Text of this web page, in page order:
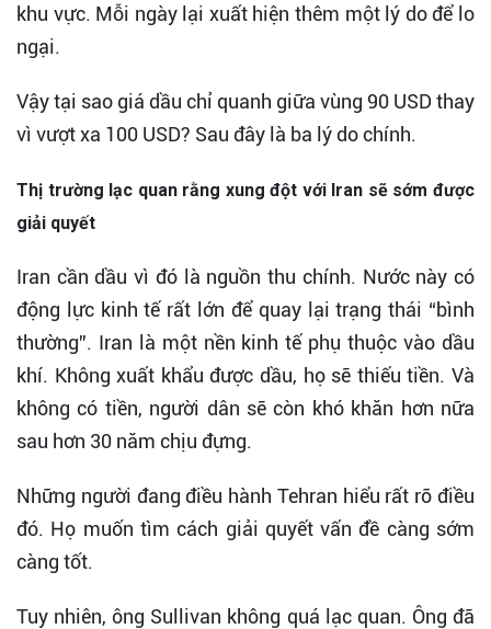
khu vực. Mỗi ngày lại xuất hiện thêm một lý do để lo
ngại.
Vậy tại sao giá dầu chỉ quanh giữa vùng 90 USD thay
vì vượt xa 100 USD? Sau đây là ba lý do chính.
Thị trường lạc quan rằng xung đột với Iran sẽ sớm được
giải quyết
Iran cần dầu vì đó là nguồn thu chính. Nước này có
động lực kinh tế rất lớn để quay lại trạng thái “bình
thường”. Iran là một nền kinh tế phụ thuộc vào dầu
khí. Không xuất khẩu được dầu, họ sẽ thiếu tiền. Và
không có tiền, người dân sẽ còn khó khăn hơn nữa
sau hơn 30 năm chịu đựng.
Những người đang điều hành Tehran hiểu rất rõ điều
đó. Họ muốn tìm cách giải quyết vấn đề càng sớm
càng tốt.
Tuy nhiên, ông Sullivan không quá lạc quan. Ông đã